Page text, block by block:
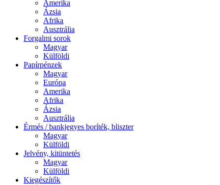
Amerika
Ázsia
Afrika
Ausztrália
Forgalmi sorok
Magyar
Külföldi
Papírpénzek
Magyar
Európa
Amerika
Afrika
Ázsia
Ausztrália
Érmés / bankjegyes boríték, bliszter
Magyar
Külföldi
Jelvény, kitüntetés
Magyar
Külföldi
Kiegészítők